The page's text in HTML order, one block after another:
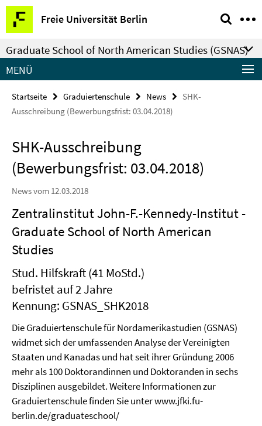
Springe
direkt
zu
Inhalt
Freie Universität Berlin
Service-
Navigation
Graduate School of North American Studies (GSNAS)
MENÜ
Startseite Graduiertenschule News
SHK-
Ausschreibung (Bewerbungsfrist: 03.04.2018)
SHK-Ausschreibung
(Bewerbungsfrist: 03.04.2018)
News vom 12.03.2018
Zentralinstitut John-F.-Kennedy-Institut -
Graduate School of North American
Studies
Stud. Hilfskraft (41 MoStd.)
befristet auf 2 Jahre
Kennung: GSNAS_SHK2018
Die Graduiertenschule für Nordamerikastudien (GSNAS)
widmet sich der umfassenden Analyse der Vereinigten
Staaten und Kanadas und hat seit ihrer Gründung 2006
mehr als 100 Doktorandinnen und Doktoranden in sechs
Disziplinen ausgebildet. Weitere Informationen zur
Graduiertenschule finden Sie unter www.jfki.fu-
berlin.de/graduateschool/